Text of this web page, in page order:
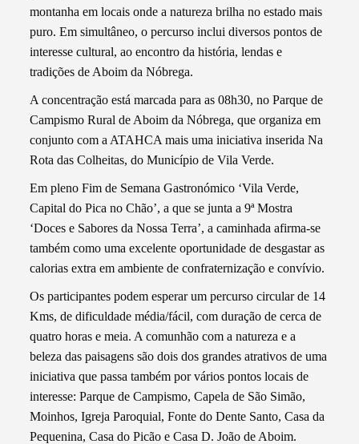
montanha em locais onde a natureza brilha no estado mais
puro. Em simultâneo, o percurso inclui diversos pontos de
interesse cultural, ao encontro da história, lendas e
tradições de Aboim da Nóbrega.
A concentração está marcada para as 08h30, no Parque de
Campismo Rural de Aboim da Nóbrega, que organiza em
conjunto com a ATAHCA mais uma iniciativa inserida Na
Rota das Colheitas, do Município de Vila Verde.
Em pleno Fim de Semana Gastronómico ‘Vila Verde,
Capital do Pica no Chão’, a que se junta a 9ª Mostra
‘Doces e Sabores da Nossa Terra’, a caminhada afirma-se
também como uma excelente oportunidade de desgastar as
calorias extra em ambiente de confraternização e convívio.
Os participantes podem esperar um percurso circular de 14
Kms, de dificuldade média/fácil, com duração de cerca de
quatro horas e meia. A comunhão com a natureza e a
beleza das paisagens são dois dos grandes atrativos de uma
iniciativa que passa também por vários pontos locais de
interesse: Parque de Campismo, Capela de São Simão,
Moinhos, Igreja Paroquial, Fonte do Dente Santo, Casa da
Pequenina, Casa do Picão e Casa D. João de Aboim.